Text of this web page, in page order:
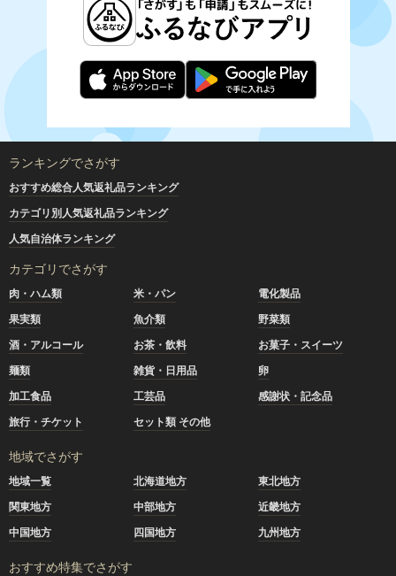
ランキングでさがす
おすすめ総合人気返礼品ランキング
カテゴリ別人気返礼品ランキング
人気自治体ランキング
カテゴリでさがす
肉・ハム類 米・パン
電化製品
果実類
魚介類
野菜類
酒・アルコール
お茶・飲料
お菓子・スイーツ
麺類
雑貨・日用品
卵
加工食品
工芸品
感謝状・記念品
旅行・チケット
セット類 その他
地域でさがす
地域一覧 北海道地方
東北地方
関東地方
中部地方
近畿地方
中国地方
四国地方 九州地方
おすすめ特集でさがす